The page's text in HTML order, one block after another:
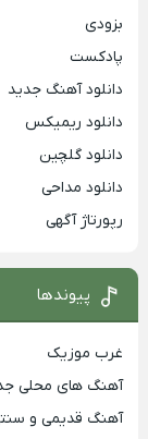
بزودی
پادکست
دانلود آهنگ جدید
دانلود ریمیکس
دانلود گلچین
دانلود مداحی
رپورتاژ آگهی
پیوندها
غرب موزیک
آهنگ های محلی
آهنگ قدیمی و